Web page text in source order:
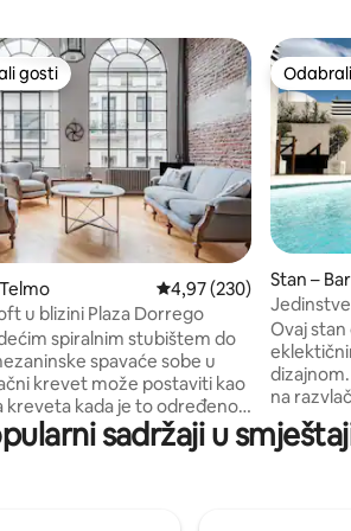
rangiranima s oznakom „Odabrali gosti”
gosti
Prosječna ocjena: 4,97/
4,97 (230)
u blizini Plaza Dorrego
spiralnim stubištem do
spavaće sobe u
krevet može postaviti kao
kreveta kada je to određeno.
stropovi i fini lučni
dugotrajan zagrljaj od
Stan –
brzim
Ovaj stan
na
barom,
sadržaji u